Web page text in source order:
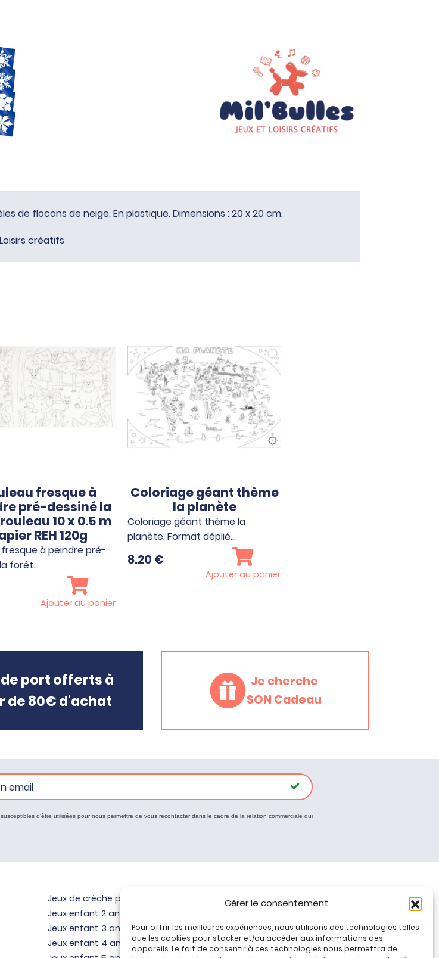
Gérer le consentement
Pour offrir les meilleures expériences, nous utilisons des technologies telles
que les cookies pour stocker et/ou accéder aux informations des
appareils. Le fait de consentir à ces technologies nous permettra de
de flocons de neige. En plastique. Dimensions : 20 x 20 cm.
Loisirs créatifs
fresque à
pré-dessiné la
10 x 0.5 m
REH 120g
fresque à peindre pré-
forêt…
Ajouter au panier
Coloriage géant thème
la planète
Coloriage géant thème la
planète. Format déplié…
8.20 €
Ajouter au panier
port offerts à
de 80€ d'achat
Je cherche
SON Cadeau
email
d'être utilisées pour nous permettre de vous recontacter dans le cadre de la relation commerciale qui
Jeux de crèche pour bébé
Jeux enfant 2 ans
Jeux enfant 3 ans
Jeux enfant 4 ans
Tous nos produits
Plan du site
Contact